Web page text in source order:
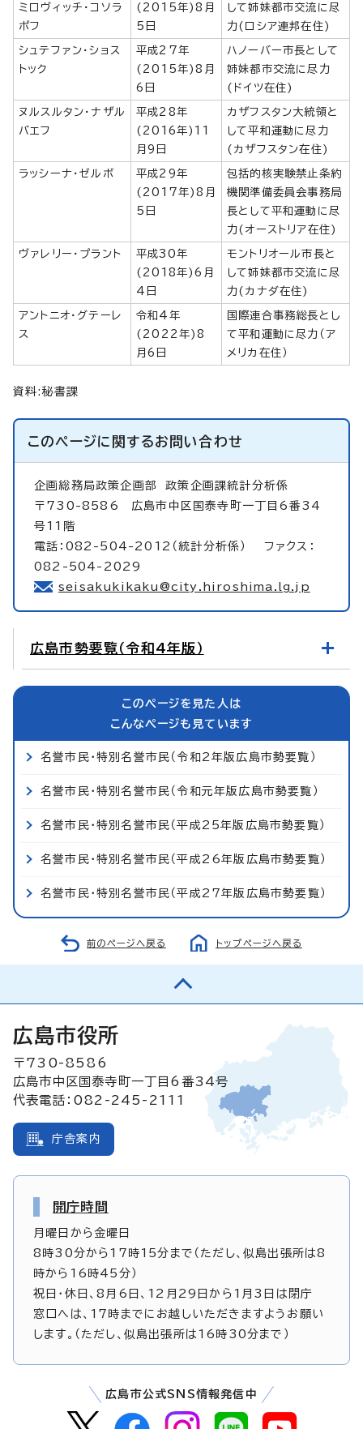
ミロヴィッチ・コソラ
ポフ
(2015年)8月
5日
して姉妹都市交流に尽
力(ロシア連邦在住)
シュテファン・ショス
トック
平成27年
(2015年)8月
6日
ハノーバー市長として
姉妹都市交流に尽力
(ドイツ在住)
ヌルスルタン・ナザル
バエフ
平成28年
(2016年)11
月9日
カザフスタン大統領と
して平和運動に尽力
(カザフスタン在住)
ラッシーナ・ゼルボ
平成29年
(2017年)8月
5日
包括的核実験禁止条約
機関準備委員会事務局
長として平和運動に尽
力(オーストリア在住)
ヴァレリー・プラント
平成30年
(2018年)6月
4日
モントリオール市長と
して姉妹都市交流に尽
力(カナダ在住)
アントニオ・グテーレ
ス
令和4年
(2022年)8
月6日
国際連合事務総長とし
て平和運動に尽力（ア
メリカ在住）
資料:秘書課
このページに関するお問い合わせ
企画総務局政策企画部政策企画課統計分析係
〒730-8586 広島市中区国泰寺町一丁目6番34
号11階
電話：082-504-2012（統計分析係） ファクス：
082-504-2029
seisakukikaku@city.hiroshima.lg.jp
広島市勢要覧（令和4年版）
このページを見た人は
こんなページも見ています
名誉市民・特別名誉市民（令和2年版広島市勢要覧）
名誉市民・特別名誉市民（令和元年版広島市勢要覧）
名誉市民・特別名誉市民（平成25年版広島市勢要覧）
名誉市民・特別名誉市民（平成26年版広島市勢要覧）
名誉市民・特別名誉市民（平成27年版広島市勢要覧）
前のページへ戻る トップページへ戻る
広島市役所
〒730-8586
広島市中区国泰寺町一丁目6番34号
代表電話：082-245-2111
庁舎案内
開庁時間
月曜日から金曜日
8時30分から17時15分まで（ただし、似島出張所は8
時から16時45分）
祝日・休日、8月6日、12月29日から1月3日は閉庁
窓口へは、17時までにお越しいただきますようお願い
します。（ただし、似島出張所は16時30分まで）
広島市公式SNS情報発信中